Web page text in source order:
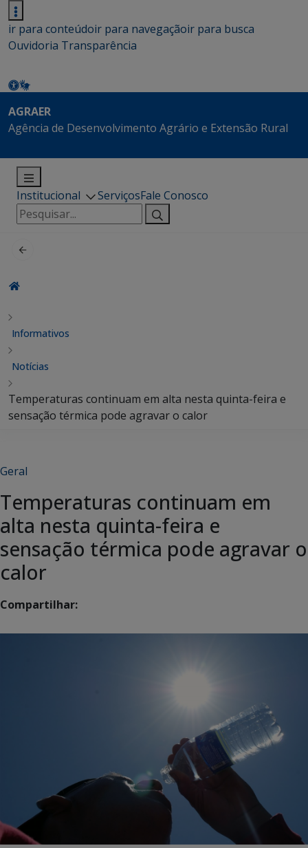
ir para conteúdoir para navegaçãoir para busca
Ouvidoria Transparência
AGRAER
Agência de Desenvolvimento Agrário e Extensão Rural
Institucional ServiçosFale Conosco
Pesquisar
por:
Informativos
Notícias
Temperaturas continuam em alta nesta quinta-feira e
sensação térmica pode agravar o calor
Geral
Temperaturas continuam em
alta nesta quinta-feira e
sensação térmica pode agravar o
calor
Compartilhar: